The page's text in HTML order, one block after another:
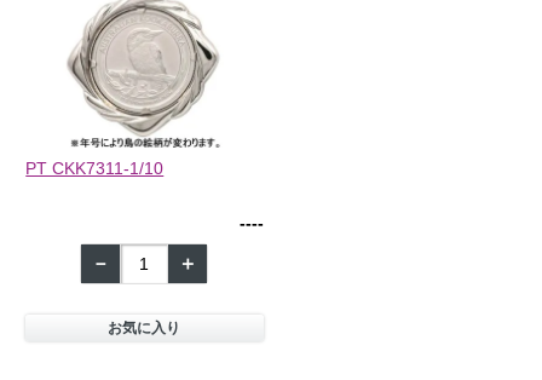
PT CKK7311-1/10
----
－ ＋
お気に入り